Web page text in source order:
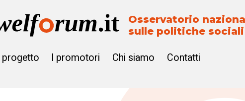
Osservatorio
sulle politiche sociali
Il progetto I promotori Chi siamo Contatti